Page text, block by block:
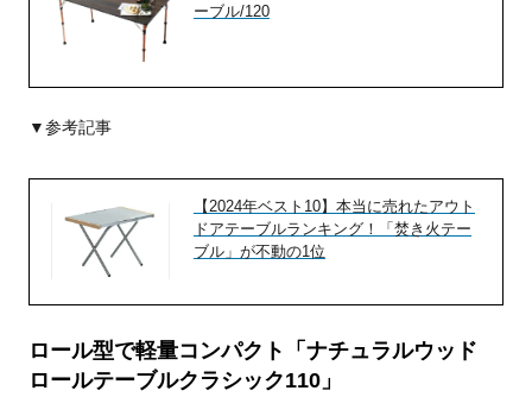
ーブル/120
▼参考記事
【2024年ベスト10】本当に売れたアウト
ドアテーブルランキング！「焚き火テー
ブル」が不動の1位
ロール型で軽量コンパクト「ナチュラルウッド
ロールテーブルクラシック110」